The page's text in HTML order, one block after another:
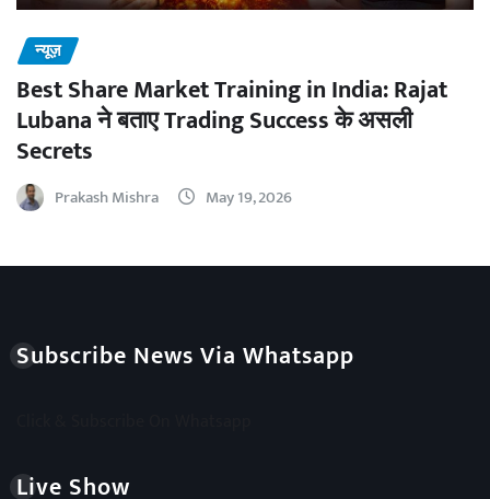
न्यूज़
Best Share Market Training in India: Rajat
Lubana ने बताए Trading Success के असली
Secrets
Prakash Mishra May 19, 2026
Subscribe News Via Whatsapp
Live Show